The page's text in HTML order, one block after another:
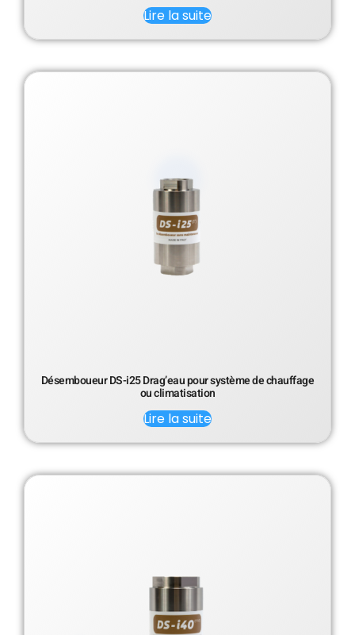
Lire la suite
Désemboueur DS-i25 Drag’eau pour système de chauffage
ou climatisation
Lire la suite